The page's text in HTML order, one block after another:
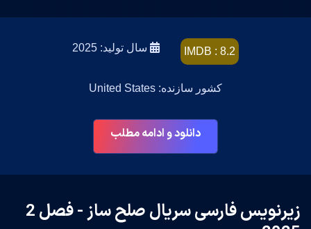
IMDB : 8.2 سال تولید: 2025
کشور سازنده: United States
دانلود و ادامه مطلب
زیرنویس فارسی سریال صلح ساز - فصل 2